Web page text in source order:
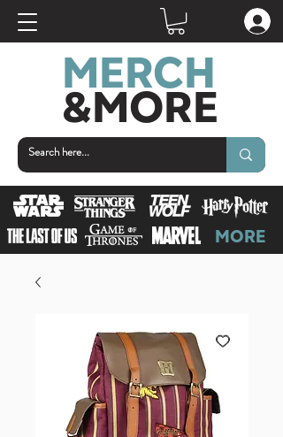
MERCH
&MORE
MORE